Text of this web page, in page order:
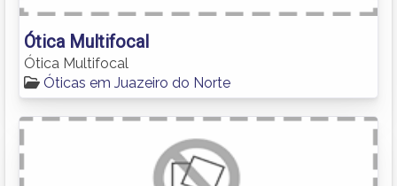
Ótica Multifocal
Ótica Multifocal
Óticas em Juazeiro do Norte